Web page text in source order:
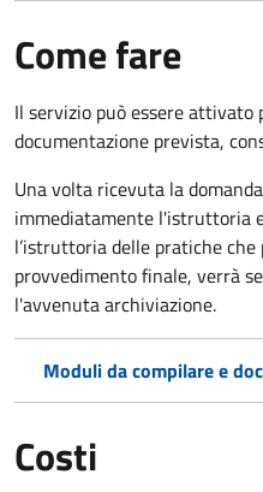
Come fare
Il servizio può essere
documentazione prevista,
Una volta ricevuta la
immediatamente l'istruttoria
l’istruttoria delle pratiche
provvedimento finale, verrà
l'avvenuta archiviazione.
Moduli da compilare e
Costi